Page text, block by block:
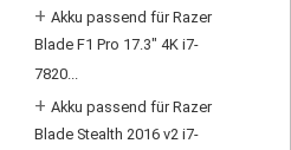
+ Akku passend für Razer
Blade F1 Pro 17.3" 4K i7-
7820...
+ Akku passend für Razer
Blade Stealth 2016 v2 i7-